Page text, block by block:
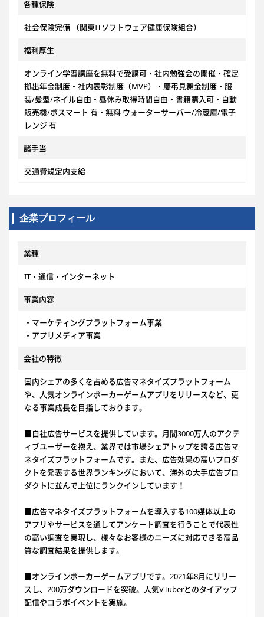
各種保険
社会保険完備 （関東ITソフトウェア健康保険組合）
福利厚生
オンライン学習講座を無料で受講可・社内勉強会の開催・確定
拠出年金制度・社内表彰制度（MVP）・慶弔見舞金制度・服
装/髪型/ネイル自由・昼休み取得時間自由・書籍購入可・自動
販売機/ボスマート 有・無料 ウォーターサーバー/冷蔵庫/電子
レンジ 有
諸手当
交通費規定内支給
企業プロフィール
業種
IT・通信・インターネット
事業内容
・マーケティングプラットフォーム事業
・アプリメディア事業
会社の特徴
国内シェアの多くを占める広告マネタイズプラットフォーム
や、人気オンラインポーカーゲームアプリをリリースなど、更
なる事業成長を目指しております。
■自社広告サービスを提供しています。月間3000万人のアクテ
ィブユーザーを抱え、業界では市場シェアトップを誇る広告マ
ネタイズプラットフォームです。また、広告効果の高いプロダ
クトを発表する世界ランキングにおいて、海外の大手広告プロ
ダクトに並んで上位にランクインしています！
■広告マネタイズプラットフォームを導入する100媒体以上の
アプリやサービスを通してアンケート調査を行うことで代表性
の高い調査を実現し、様々なお客様のニーズに対応できる高品
質な調査結果を提供します。
■オンラインポーカーゲームアプリです。2021年8月にリリー
スし、200万ダウンロードを突破。人気VTuberとのタイアップ
配信やコラボイベントを実施。